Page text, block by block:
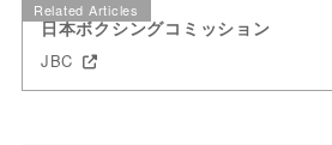
Related Articles
日本ボクシングコミッション
JBC